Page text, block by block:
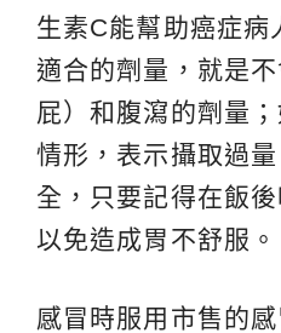
生素C能幫助癌症病
適合的劑量，就是
屁）和腹瀉的劑量
情形，表示攝取過
全，只要記得在飯
以免造成胃不舒服。
感冒時服用市售的